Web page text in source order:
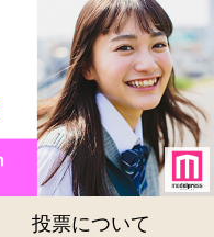
投票について